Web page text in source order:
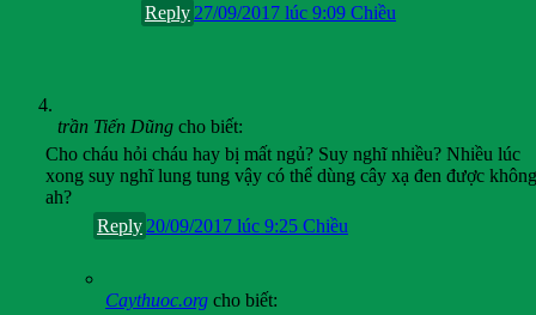
27/09/2017 lúc 9:09 Chiều
Reply
trần Tiến Dũng cho biết:
Cho cháu hỏi cháu hay bị mất ngủ? Suy nghĩ nhiều? Nhiều lúc
xong suy nghĩ lung tung vậy có thể dùng cây xạ đen được không
ah?
20/09/2017 lúc 9:25 Chiều
Reply
Caythuoc.org cho biết: